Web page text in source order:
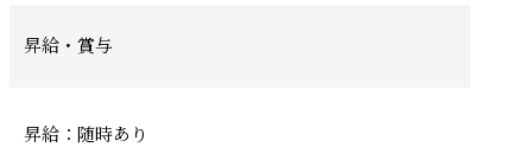
昇給・賞与
昇給：随時あり